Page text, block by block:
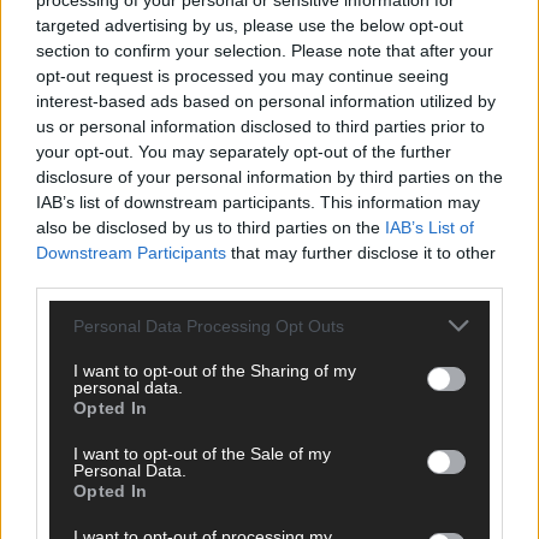
targeted advertising by us, please use the below opt-out
section to confirm your selection. Please note that after your
opt-out request is processed you may continue seeing
interest-based ads based on personal information utilized by
us or personal information disclosed to third parties prior to
your opt-out. You may separately opt-out of the further
disclosure of your personal information by third parties on the
IAB’s list of downstream participants. This information may
also be disclosed by us to third parties on the IAB’s List of
Downstream Participants that may further disclose it to other
Personal Data Processing Opt Outs
I want to opt-out of the Sharing of my
personal data.
Opted In
I want to opt-out of the Sale of my
Personal Data.
Opted In
The Masked Singer: Enthüllung: Diese Moderatorin und
Comedienne gewinnt als Muuhnika